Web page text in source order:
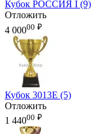
Кубок РОССИЯ I (9)
Отложить
4 00000 ₽
Кубок 3013E (5)
Отложить
1 44000 ₽